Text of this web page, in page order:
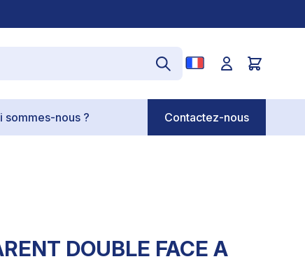
sommes-nous ? Contactez-nous
DOUBLE FACE A